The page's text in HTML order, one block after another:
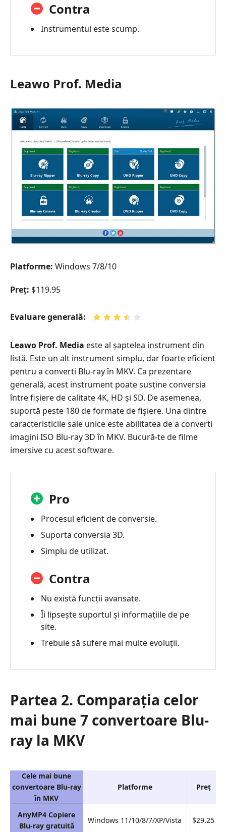
Contra
Instrumentul este scump.
Leawo Prof. Media
Platforme: Windows 7/8/10
Preț: $119.95
Evaluare generală:
Leawo Prof. Media este al șaptelea instrument din
listă. Este un alt instrument simplu, dar foarte eficient
pentru a converti Blu-ray în MKV. Ca prezentare
generală, acest instrument poate susține conversia
între fișiere de calitate 4K, HD și SD. De asemenea,
suportă peste 180 de formate de fișiere. Una dintre
caracteristicile sale unice este abilitatea de a converti
imagini ISO Blu-ray 3D în MKV. Bucură-te de filme
imersive cu acest software.
Pro
Procesul eficient de conversie.
Suporta conversia 3D.
Simplu de utilizat.
Contra
Nu există funcții avansate.
Îi lipsește suportul și informațiile de pe
site.
Trebuie să sufere mai multe evoluții.
Partea 2. Comparația celor
mai bune 7 convertoare Blu-
ray la MKV
Cele mai bune
convertoare Blu-ray
în MKV
AnyMP4 Copiere
Blu-ray gratuită
Platforme Preț
Windows 11/10/8/7/XP/Vista $29.25